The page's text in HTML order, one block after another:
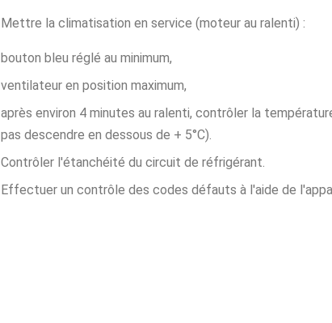
Mettre la climatisation en service (moteur au ralenti) :
bouton bleu réglé au minimum,
ventilateur en position maximum,
après environ 4 minutes au ralenti, contrôler la
pas descendre en dessous de + 5°C).
Contrôler l'étanchéité du circuit de réfrigérant.
Effectuer un contrôle des codes défauts à l'aide de